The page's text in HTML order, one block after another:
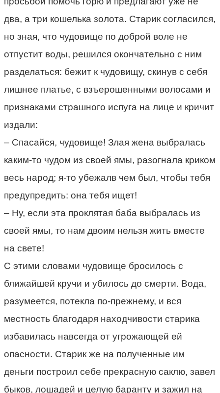
два, а три кошелька золота. Старик согласился,
но зная, что чудовище по доброй воле не
отпустит воды, решился окончательно с ним
разделаться: бежит к чудовищу, скинув с себя
лишнее платье, с взъерошенными волосами и
признаками страшного испуга на лице и кричит
издали:
– Спасайся, чудовище! Злая жена выбралась
каким-то чудом из своей ямы, разогнала криком
весь народ; я-то убежалв чем был, чтобы тебя
предупредить: она тебя ищет!
– Ну, если эта проклятая баба выбралась из
своей ямы, то нам двоим нельзя жить вместе
на свете!
С этими словами чудовище бросилось с
ближайшей кручи и убилось до смерти. Вода,
разумеется, потекла по-прежнему, и вся
местность благодаря находчивости старика
избавилась навсегда от угрожающей ей
опасности. Старик же на полученные им
деньги построил себе прекрасную саклю, завел
быков, лошадей и целую баранту и зажил на